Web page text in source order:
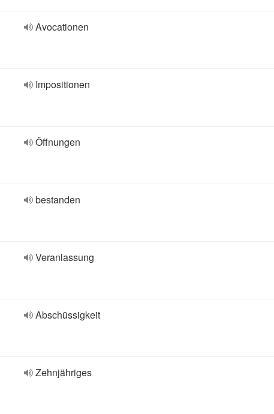
Avocationen
Impositionen
Öffnungen
bestanden
Veranlassung
Abschüssigkeit
Zehnjähriges